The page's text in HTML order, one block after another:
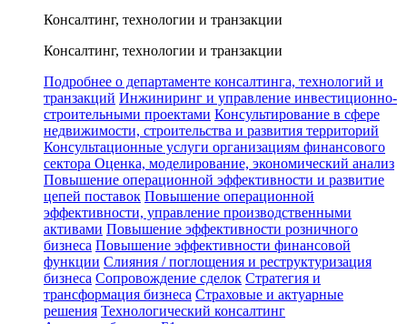
Консалтинг, технологии и транзакции
Консалтинг, технологии и транзакции
Подробнее о департаменте консалтинга, технологий и
транзакций Инжиниринг и управление инвестиционно-
строительными проектами Консультирование в сфере
недвижимости, строительства и развития территорий
Консультационные услуги организациям финансового
сектора Оценка, моделирование, экономический анализ
Повышение операционной эффективности и развитие
цепей поставок Повышение операционной
эффективности, управление производственными
активами Повышение эффективности розничного
бизнеса Повышение эффективности финансовой
функции Слияния / поглощения и реструктуризация
бизнеса Сопровождение сделок Стратегия и
трансформация бизнеса Страховые и актуарные
решения Технологический консалтинг